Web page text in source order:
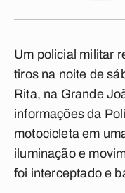
Um policial militar
tiros na noite de
Rita, na Grande
informações da
motocicleta em
iluminação e
foi interceptado e